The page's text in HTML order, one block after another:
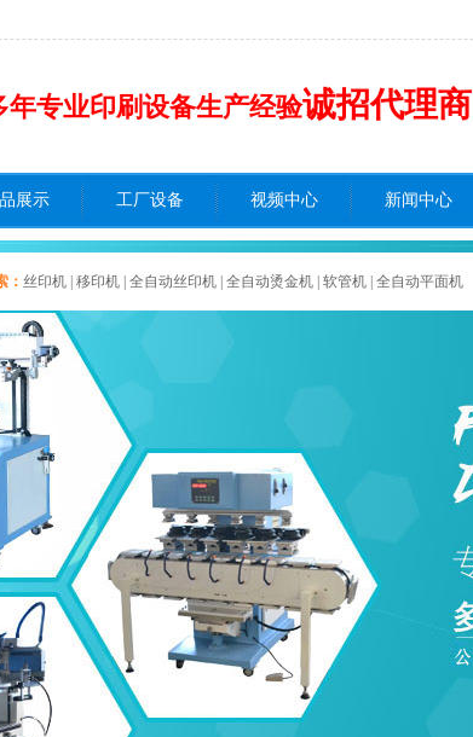
年专业印刷设备生产经验诚招代理商
展示 工厂设备 视频中心 新闻中心
： 丝印机 移印机 全自动丝印机 全自动烫金机 软管机 全自动平面机